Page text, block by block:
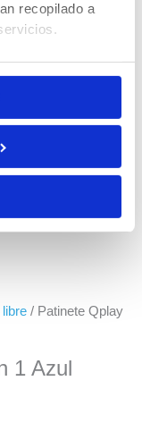
recopilado a
/ Patinete Qplay
1 Azul